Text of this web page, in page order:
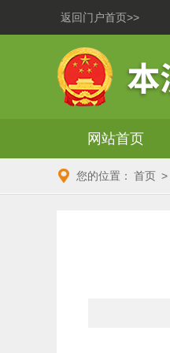
返回门户首页>>
网站首页
您的位置： 首页 >